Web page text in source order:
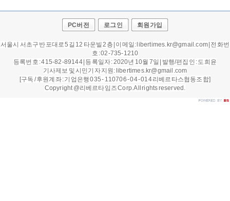
PC버전 로그인 회원가입
서울시 서초구 반포대로 5길 12 타운빌 2층 | 이메일: libertimes.kr@gmail.com | 전화번
호 : 02-735-1210
등록번호 : 415-82-89144 | 등록일자 : 2020년 10월 7일 |
발행/편집인 : 도희윤
기사제보 및 시민기자 지원: libertimes.kr@gmail.com
[구독 / 후원계좌 : 기업은행 035 - 110706 - 04 - 014 리베르타스협동조합]
Copyright @리베르타임즈 Corp. All rights reserved.